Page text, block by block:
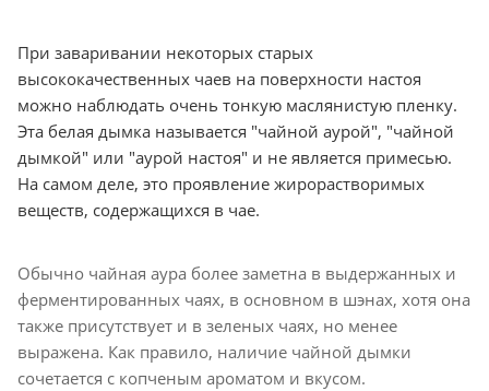
При заваривании некоторых старых
высококачественных чаев на поверхности настоя
можно наблюдать очень тонкую маслянистую пленку.
Эта белая дымка называется "чайной аурой", "чайной
дымкой" или "аурой настоя" и не является примесью.
На самом деле, это проявление жирорастворимых
веществ, содержащихся в чае.
Обычно чайная аура более заметна в выдержанных и
ферментированных чаях, в основном в шэнах, хотя она
также присутствует и в зеленых чаях, но менее
выражена. Как правило, наличие чайной дымки
сочетается с копченым ароматом и вкусом.